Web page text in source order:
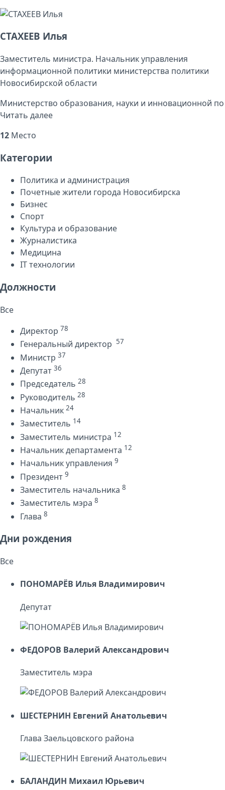
СТАХЕЕВ Илья
Заместитель министра. Начальник управления
информационной политики министерства политики
Новосибирской области
Министерство образования, науки и инновационной по
Читать далее
12 Место
Категории
Политика и администрация
Почетные жители города Новосибирска
Бизнес
Спорт
Культура и образование
Журналистика
Медицина
IT технологии
Должности
Все
Директор 78
Генеральный директор 57
Министр 37
Депутат 36
Председатель 28
Руководитель 28
Начальник 24
Заместитель 14
Заместитель министра 12
Начальник департамента 12
Начальник управления 9
Президент 9
Заместитель начальника 8
Заместитель мэра 8
Глава 8
Дни рождения
Все
ПОНОМАРЁВ Илья Владимирович
Депутат
ФЕДОРОВ Валерий Александрович
Заместитель мэра
ШЕСТЕРНИН Евгений Анатольевич
Глава Заельцовского района
БАЛАНДИН Михаил Юрьевич